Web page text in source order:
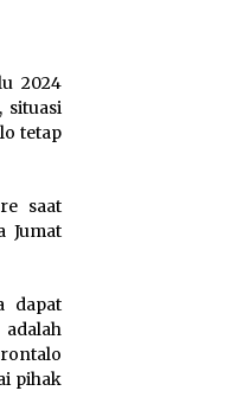
2024
situasi
tetap
saat
Jumat
dapat
pihak